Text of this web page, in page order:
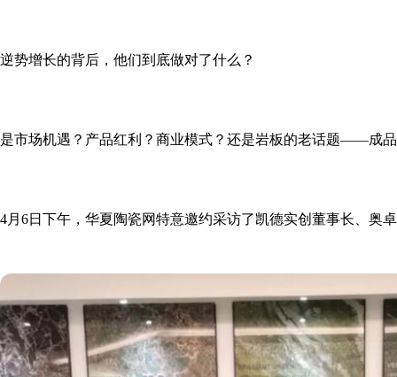
逆势增长的背后，他们到底做对了什么？
是市场机遇？产品红利？商业模式？还是岩板的老话题——成
4月6日下午，华夏陶瓷网特意邀约采访了凯德实创董事长、奥